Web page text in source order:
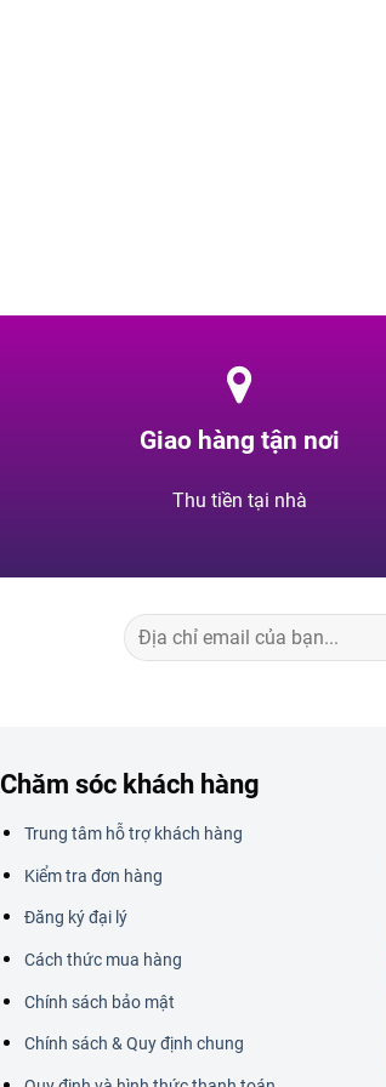
Giao hàng tận nơi
Thu tiền tại nhà
Chăm sóc khách hàng
Trung tâm hỗ trợ khách hàng
Kiểm tra đơn hàng
Đăng ký đại lý
Cách thức mua hàng
Chính sách bảo mật
Chính sách & Quy định chung